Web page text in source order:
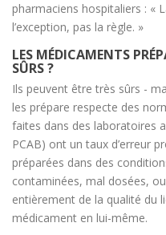
pharmaciens hospitaliers : «
l’exception, pas la règle. »
LES MÉDICAMENTS
SÛRS ?
Ils peuvent être très sûrs -
les prépare respecte des
faites dans des laboratoires
PCAB) ont un taux d’erreur
préparées dans des
contaminées, mal dosées,
entièrement de la qualité du
médicament en lui-même.